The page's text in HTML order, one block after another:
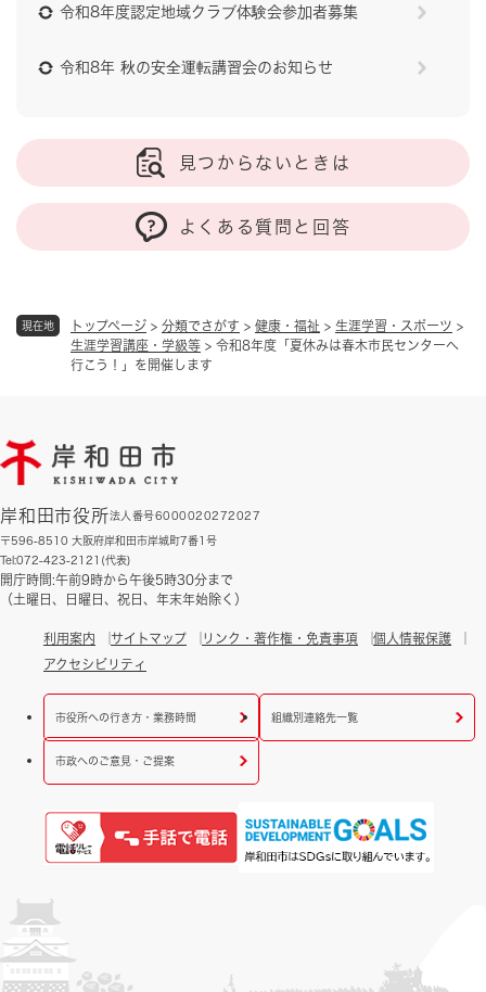
現在地 トップページ > 分類でさがす > 健康・福祉 > 生涯学習・スポーツ >
生涯学習講座・学級等 > 令和8年度「夏休みは春木市民センターへ
行こう！」を開催します
令和8年度認定地域クラブ体験会参加者募集
令和8年 秋の安全運転講習会のお知らせ
見つからないときは
よくある質問と回答
岸和田市役所法人番号6000020272027
〒596-8510 大阪府岸和田市岸城町7番1号
Tel:072-423-2121(代表)
開庁時間:午前9時から午後5時30分まで
（土曜日、日曜日、祝日、年末年始除く）
利用案内 サイトマップ リンク・著作権・免責事項
個人情報保護
アクセシビリティ
市役所への行き方・業務時間 組織別連絡先一覧
市政へのご意見・ご提案